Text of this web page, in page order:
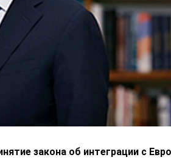
закона об интеграции с